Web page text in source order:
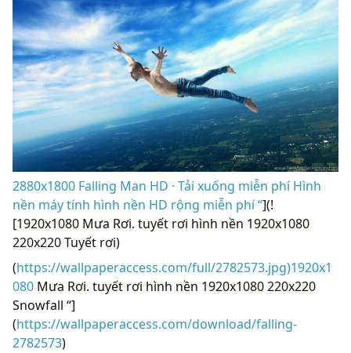
2880x1800 Falling Man HD · Tải xuống miễn phí Hình
nền máy tính hình nền HD rộng miễn phí “](!
[1920x1080 Mưa Rơi. tuyết rơi hình nền 1920x1080
220x220 Tuyết rơi)
(https://wallpaperaccess.com/full/2782573.jpg)1920x1
080 Mưa Rơi. tuyết rơi hình nền 1920x1080 220x220
Snowfall “]
(https://wallpaperaccess.com/download/falling-
2782573)